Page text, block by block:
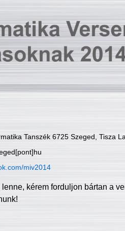
Tanszék 6725 Szeged, Tisza
miv2014
kérem forduljon bártan a